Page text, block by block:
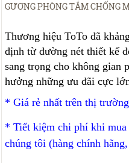
GƯƠNG PHÒNG TẮM CHỐNG
Thương hiệu ToTo đã
định từ đường nét thiết kế
sang trọng cho không gian
hưởng những ưu đãi cực
* Giá rẻ nhất trên thị trường
* Tiết kiệm chi phí khi mua
chúng tôi (hàng chính